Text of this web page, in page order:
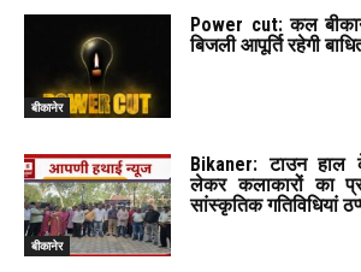
बीकानेर
Power cut: कल
बिजली आपूर्ति रहेगी
बीकानेर
Bikaner: टाउन हाल
लेकर कलाकारों का
सांस्कृतिक गतिविधियां